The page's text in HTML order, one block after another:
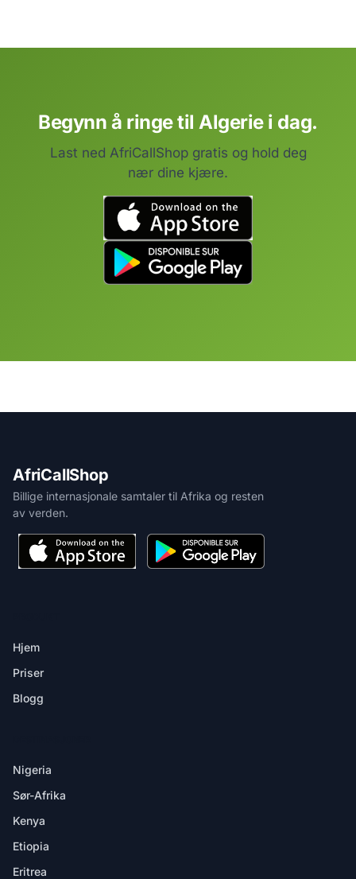
Begynn å ringe til Algerie i dag.
Last ned AfriCallShop gratis og hold deg
nær dine kjære.
AfriCallShop
Billige internasjonale samtaler til Afrika og resten
av verden.
Hjem
Priser
Blogg
Nigeria
Sør-Afrika
Kenya
Etiopia
Eritrea